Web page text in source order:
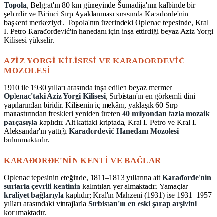
Topola, Belgrat'ın 80 km güneyinde Šumadija'nın kalbinde bir
şehirdir ve Birinci Sırp Ayaklanması sırasında Karađorđe'nin
başkent merkeziydi. Topola'nın üzerindeki Oplenac tepesinde, Kral
I. Petro Karađorđević'in hanedanı için inşa ettirdiği beyaz Aziz Yorgi
Kilisesi yükselir.
AZIZ YORGI KILISESI VE KARAĐORĐEVIĆ
MOZOLESI
1910 ile 1930 yılları arasında inşa edilen beyaz mermer
Oplenac'taki Aziz Yorgi Kilisesi, Sırbistan'ın en görkemli dini
yapılarından biridir. Kilisenin iç mekânı, yaklaşık 60 Sırp
manastırından freskleri yeniden üreten 40 milyondan fazla mozaik
parçasıyla kaplıdır. Alt kattaki kriptada, Kral I. Petro ve Kral I.
Aleksandar'ın yattığı Karađorđević Hanedanı Mozolesi
bulunmaktadır.
KARAĐORĐE'NIN KENTI VE BAĞLAR
Oplenac tepesinin eteğinde, 1811–1813 yıllarına ait Karađorđe'nin
surlarla çevrili kentinin kalıntıları yer almaktadır. Yamaçlar
kraliyet bağlarıyla kaplıdır; Kral'ın Mahzeni (1931) ise 1931–1957
yılları arasındaki vintajlarla Sırbistan'ın en eski şarap arşivini
korumaktadır.